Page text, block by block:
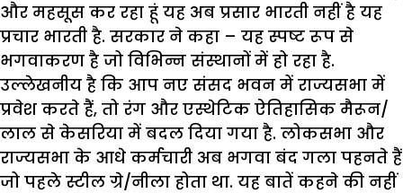
और महसूस कर रहा हूं यह अब प्रसार भारती नहीं है यह
प्रचार भारती है. सरकार ने कहा – यह स्पष्ट रूप से
भगवाकरण है जो विभिन्न संस्थानों में हो रहा है.
उल्लेखनीय है कि आप नए संसद भवन में राज्यसभा में
प्रवेश करते हैं, तो रंग और एस्थेटिक ऐतिहासिक मैरून/
लाल से केसरिया में बदल दिया गया है. लोकसभा और
राज्यसभा के आधे कर्मचारी अब भगवा बंद गला पहनते हैं
जो पहले स्टील ग्रे/नीला होता था. यह बातें कहने की नहीं